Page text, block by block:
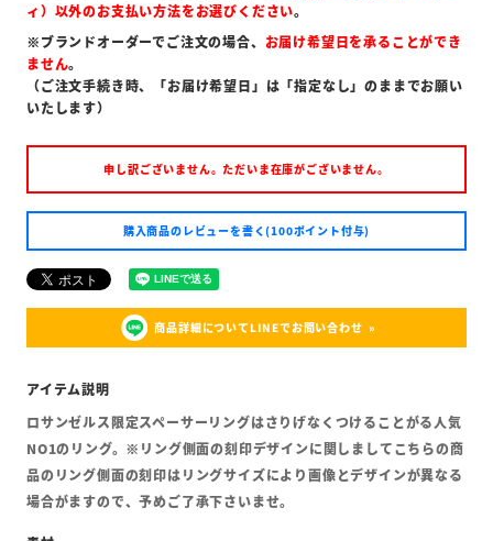
ィ）以外のお支払い方法をお選びください。
※ブランドオーダーでご注文の場合、 お届け希望日を承ることができ
ません。
（ご注文手続き時、「お届け希望日」は「指定なし」のままでお願い
いたします）
申し訳ございません。ただいま在庫がございません。
購入商品のレビューを書く(100ポイント付与)
商品詳細についてLINEでお問い合わせ
ロサンゼルス限定スペーサーリングはさりげなくつけることがる人気
NO1のリング。※リング側面の刻印デザインに関しましてこちらの商
品のリング側面の刻印はリングサイズにより画像とデザインが異なる
場合がますので、予めご了承下さいませ。